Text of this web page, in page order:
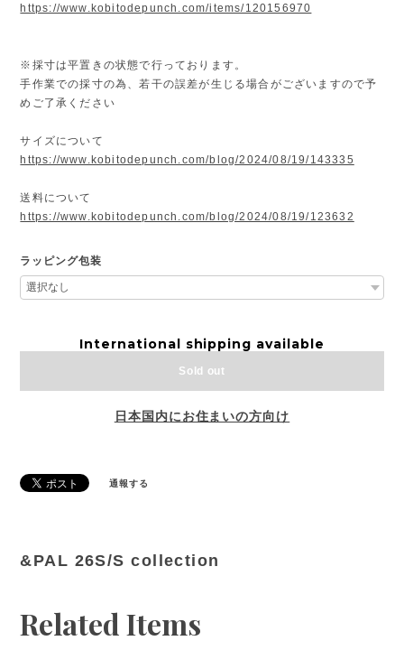
https://www.kobitodepunch.com/items/120156970
※採寸は平置きの状態で行っております。
手作業での採寸の為、若干の誤差が生じる場合がございますので予
めご了承ください
サイズについて
https://www.kobitodepunch.com/blog/2024/08/19/143335
送料について
https://www.kobitodepunch.com/blog/2024/08/19/123632
ラッピング包装
International shipping available
Sold out
日本国内にお住まいの方向け
通報する
&PAL 26S/S collection
Related Items